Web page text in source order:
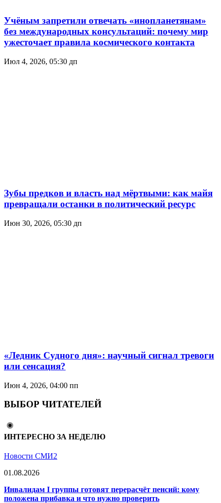
Учёным запретили отвечать «инопланетянам»
без международных консультаций: почему мир
ужесточает правила космического контакта
Июл 4, 2026, 05:30 дп
Зубы предков и власть над мёртвыми: как майя
превращали останки в политический ресурс
Июн 30, 2026, 05:30 дп
«Ледник Судного дня»: научный сигнал тревоги
или сенсация?
Июн 4, 2026, 04:00 пп
ВЫБОР ЧИТАТЕЛЕЙ
ИНТЕРЕСНО ЗА НЕДЕЛЮ
Новости СМИ2
01.08.2026
Инвалидам I группы готовят перерасчёт пенсий: кому
положена прибавка и что нужно проверить